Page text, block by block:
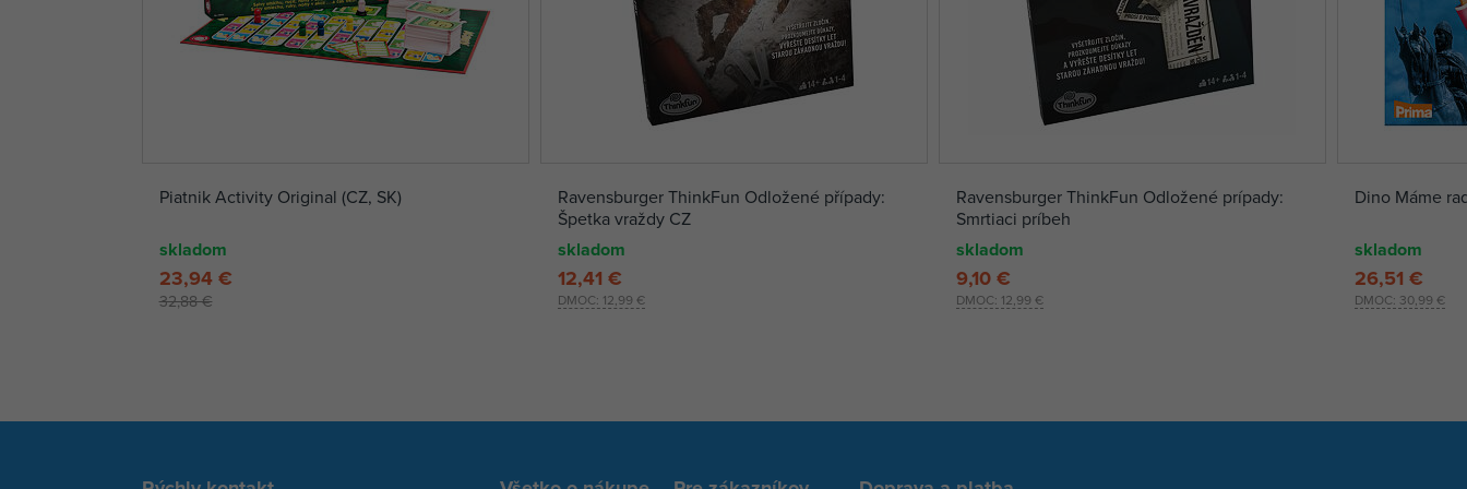
Piatnik Activity Original (CZ, SK)
skladom
32,88 €
23,94 €
Ravensburger ThinkFun Odložené případy:
Špetka vraždy CZ
skladom
DMOC: 12,99 €
12,41 €
Ravensburger ThinkFun Odložené prípady:
Smrtiaci príbeh
skladom
DMOC: 12,99 €
9,10 €
Dino Máme
skladom
DMOC: 30,99 €
26,51 €